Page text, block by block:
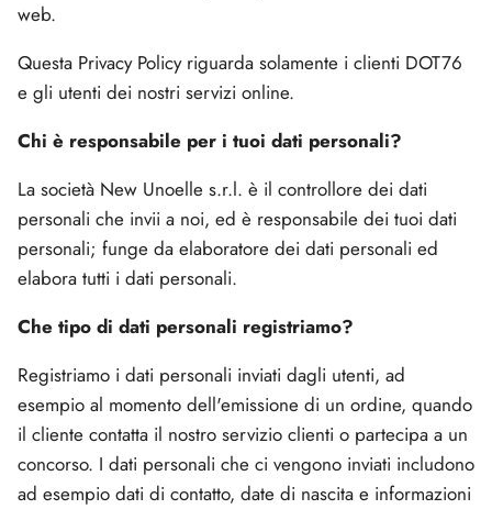
web.
Questa Privacy Policy riguarda solamente i clienti DOT76
e gli utenti dei nostri servizi online.
Chi è responsabile per i tuoi dati personali?
La società New Unoelle s.r.l. è il controllore dei dati
personali che invii a noi, ed è responsabile dei tuoi dati
personali; funge da elaboratore dei dati personali ed
elabora tutti i dati personali.
Che tipo di dati personali registriamo?
Registriamo i dati personali inviati dagli utenti, ad
esempio al momento dell'emissione di un ordine, quando
il cliente contatta il nostro servizio clienti o partecipa a un
concorso. I dati personali che ci vengono inviati includono
ad esempio dati di contatto, date di nascita e informazioni